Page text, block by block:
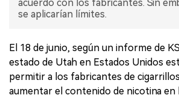
acuerdo con los fabricantes. Sin
se aplicarían límites.
El 18 de junio, según un informe de
estado de Utah en Estados Unidos
permitir a los fabricantes de
aumentar el contenido de nicotina